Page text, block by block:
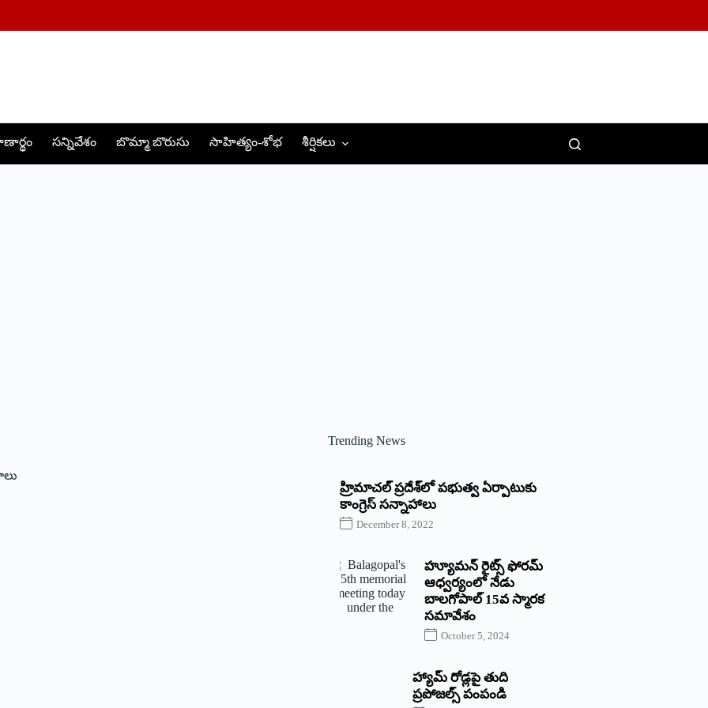
సన్నివేశం బొమ్మా బొరుసు సాహిత్యం-శోభ శీర్షికలు
Trending News
‌హ్రిమాచల్‌ ‌ప్రదేశ్‌లో పభుత్వ ఏర్పాటుకు
కాంగ్రెస్‌ ‌సన్నాహాలు
December 8, 2022
హ్యూమన్‌ రైట్స్‌ ఫోరమ్‌
ఆధ్వర్యంలో నేడు
బాలగోపాల్‌ 15వ స్మారక
సమావేశం
October 5, 2024
హ్యామ్‌ రోడ్లపై తుది
ప్రపోజల్స్‌ పంపండి